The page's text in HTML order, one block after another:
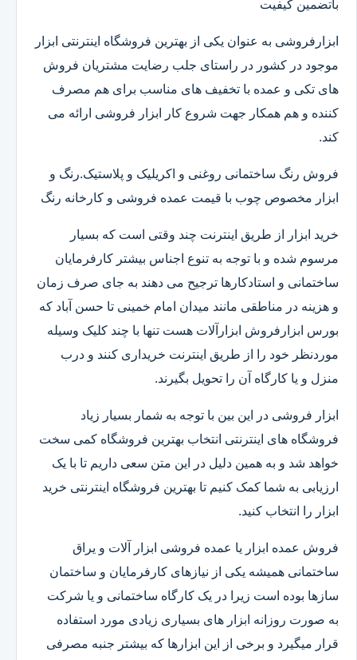
باتضمین کیفیت
ابزارفروشی به عنوان یکی از بهترین فروشگاه اینترنتی ابزار
موجود در کشور در راستای جلب رضایت مشتریان فروش
های تکی و عمده با تخفیف های مناسب برای هم مصرف
کننده و هم همکار جهت شروع کار ابزار فروشی ارائه می
کند.
فروش رنگ ساختمانی روغنی و اکریلیک و پلاستیک.رنگ و
ابزار مخصوص چوب با قیمت عمده فروشی و کارخانه رنگ
خرید ابزار از طریق اینترنت چند وقتی است که بسیار
مرسوم شده و با توجه به تنوع اجناس بیشتر کارفرمایان
ساختمانی و استادکارها ترجیح می دهند به جای صرف زمان
و هزینه در مناطقی مانند میدان امام خمینی تا حسن آباد که
بورس ابزارفروش ابزارآلات هست تنها با چند کلیک وسیله
موردنظر خود را از طریق اینترنت خریداری کنند و درب
منزل و یا کارگاه آن را تحویل بگیرند.
ابزار فروشی در این بین با توجه به شمار بسیار زیاد
فروشگاه های اینترنتی انتخاب بهترین فروشگاه کمی سخت
خواهد شد و به همین دلیل در این متن سعی داریم تا با یک
ارزیابی به شما کمک کنیم تا بهترین فروشگاه اینترنتی خرید
ابزار را انتخاب کنید.
فروش عمده ابزار یا عمده فروشی ابزار آلات و یراق
ساختمانی همیشه یکی از نیازهای کارفرمایان و ساختمان
سازها بوده است زیرا در یک کارگاه ساختمانی و یا شرکت
به صورت روزانه ابزار های بسیاری زیادی مورد استفاده
قرار میگیرد و برخی از این ابزارها که بیشتر جنبه مصرفی